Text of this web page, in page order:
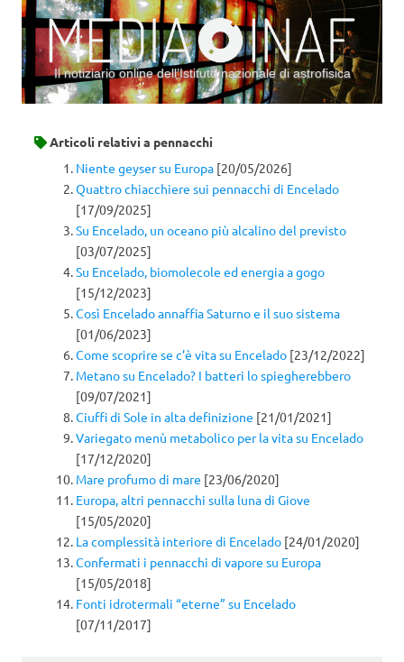
Il notiziario online dell’Istituto nazionale di astrofisica
Articoli relativi a pennacchi
Niente geyser su Europa [20/05/2026]
Quattro chiacchiere sui pennacchi di Encelado
[17/09/2025]
Su Encelado, un oceano più alcalino del previsto
[03/07/2025]
Su Encelado, biomolecole ed energia a gogo
[15/12/2023]
Così Encelado annaffia Saturno e il suo sistema
[01/06/2023]
Come scoprire se c’è vita su Encelado [23/12/2022]
Metano su Encelado? I batteri lo spiegherebbero
[09/07/2021]
Ciuffi di Sole in alta definizione [21/01/2021]
Variegato menù metabolico per la vita su Encelado
[17/12/2020]
Mare profumo di mare [23/06/2020]
Europa, altri pennacchi sulla luna di Giove
[15/05/2020]
La complessità interiore di Encelado [24/01/2020]
Confermati i pennacchi di vapore su Europa
[15/05/2018]
Fonti idrotermali “eterne” su Encelado
[07/11/2017]